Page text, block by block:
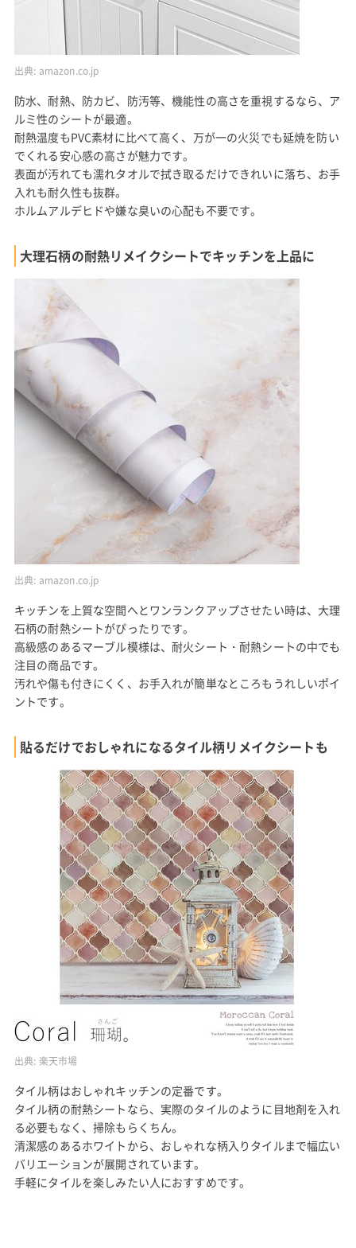
出典: amazon.co.jp
防水、耐熱、防カビ、防汚等、機能性の高さを重視するなら、ア
ルミ性のシートが最適。
耐熱温度もPVC素材に比べて高く、万が一の火災でも延焼を防い
でくれる安心感の高さが魅力です。
表面が汚れても濡れタオルで拭き取るだけできれいに落ち、お手
入れも耐久性も抜群。
ホルムアルデヒドや嫌な臭いの心配も不要です。
大理石柄の耐熱リメイクシートでキッチンを上品に
出典: amazon.co.jp
キッチンを上質な空間へとワンランクアップさせたい時は、大理
石柄の耐熱シートがぴったりです。
高級感のあるマーブル模様は、耐火シート・耐熱シートの中でも
注目の商品です。
汚れや傷も付きにくく、お手入れが簡単なところもうれしいポイ
ントです。
貼るだけでおしゃれになるタイル柄リメイクシートも
出典: 楽天市場
タイル柄はおしゃれキッチンの定番です。
タイル柄の耐熱シートなら、実際のタイルのように目地剤を入れ
る必要もなく、掃除もらくちん。
清潔感のあるホワイトから、おしゃれな柄入りタイルまで幅広い
バリエーションが展開されています。
手軽にタイルを楽しみたい人におすすめです。